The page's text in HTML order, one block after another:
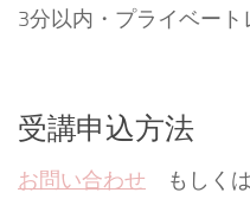
3分以内・プライベート
受講申込方法
お問い合わせ もしくは